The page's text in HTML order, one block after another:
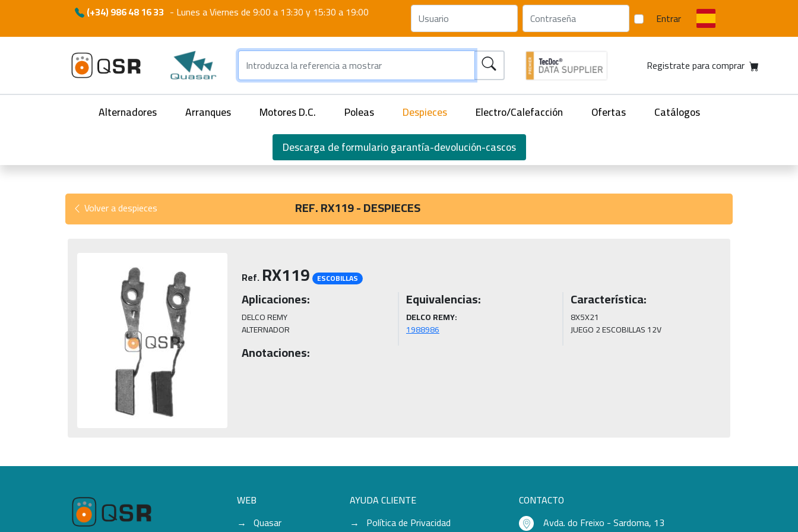
(+34) 986 48 16 33 - Lunes a Viernes de 9:00 a 13:30 y 15:30 a 19:00 Entrar
Registrate para comprar
Alternadores Arranques Motores D.C. Poleas Despieces Electro/Calefacción Ofertas
Catálogos
Descarga de formulario garantía-devolución-cascos
Volver a despieces REF. RX119 - DESPIECES
Ref. RX119 ESCOBILLAS
Aplicaciones:
DELCO REMY
ALTERNADOR
Equivalencias:
DELCO REMY:
1988986
Característica:
8X5X21
JUEGO 2 ESCOBILLAS 12V
Anotaciones:
WEB
Quasar
AYUDA CLIENTE
Política de Privacidad
CONTACTO
Avda. do Freixo - Sardoma, 13